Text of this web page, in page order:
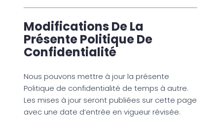
Modifications De La
Présente Politique De
Confidentialité
Nous pouvons mettre à jour la présente
Politique de confidentialité de temps à autre.
Les mises à jour seront publiées sur cette page
avec une date d’entrée en vigueur révisée.